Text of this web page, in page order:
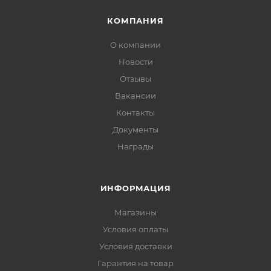
КОМПАНИЯ
О компании
Новости
Отзывы
Вакансии
Контакты
Документы
Награды
ИНФОРМАЦИЯ
Магазины
Условия оплаты
Условия доставки
Гарантия на товар